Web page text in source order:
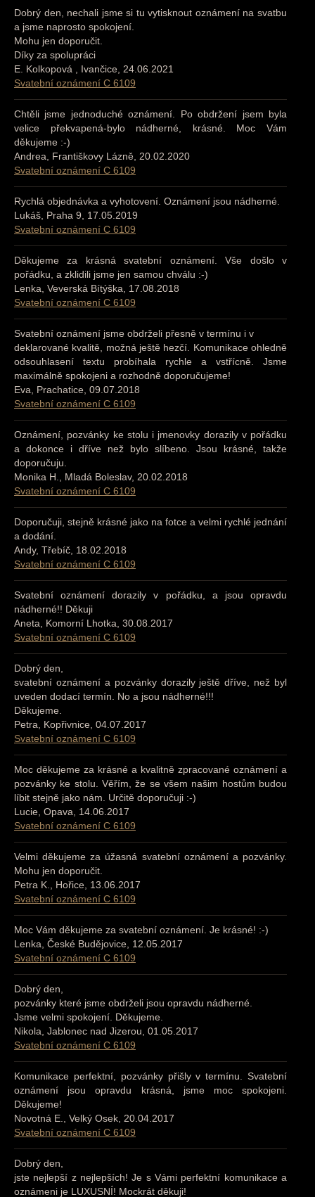
Dobrý den, nechali jsme si tu vytisknout oznámení na svatbu
a jsme naprosto spokojení.
Mohu jen doporučit.
Díky za spolupráci
E. Kolkopová , Ivančice, 24.06.2021
Svatební oznámení C 6109
Chtěli jsme jednoduché oznámení. Po obdržení jsem byla
velice překvapená-bylo nádherné, krásné. Moc Vám
děkujeme :-)
Andrea, Františkovy Lázně, 20.02.2020
Svatební oznámení C 6109
Rychlá objednávka a vyhotovení. Oznámení jsou nádherné.
Lukáš, Praha 9, 17.05.2019
Svatební oznámení C 6109
Děkujeme za krásná svatební oznámení. Vše došlo v
pořádku, a zklidili jsme jen samou chválu :-)
Lenka, Veverská Bítýška, 17.08.2018
Svatební oznámení C 6109
Svatební oznámení jsme obdrželi přesně v termínu i v
deklarované kvalitě, možná ještě hezčí. Komunikace ohledně
odsouhlasení textu probíhala rychle a vstřícně. Jsme
maximálně spokojeni a rozhodně doporučujeme!
Eva, Prachatice, 09.07.2018
Svatební oznámení C 6109
Oznámení, pozvánky ke stolu i jmenovky dorazily v pořádku
a dokonce i dříve než bylo slíbeno. Jsou krásné, takže
doporučuju.
Monika H., Mladá Boleslav, 20.02.2018
Svatební oznámení C 6109
Doporučuji, stejně krásné jako na fotce a velmi rychlé jednání
a dodání.
Andy, Třebíč, 18.02.2018
Svatební oznámení C 6109
Svatební oznámení dorazily v pořádku, a jsou opravdu
nádherné!! Děkuji
Aneta, Komorní Lhotka, 30.08.2017
Svatební oznámení C 6109
Dobrý den,
svatební oznámení a pozvánky dorazily ještě dříve, než byl
uveden dodací termín. No a jsou nádherné!!!
Děkujeme.
Petra, Kopřivnice, 04.07.2017
Svatební oznámení C 6109
Moc děkujeme za krásné a kvalitně zpracované oznámení a
pozvánky ke stolu. Věřím, že se všem našim hostům budou
líbit stejně jako nám. Určitě doporučuji :-)
Lucie, Opava, 14.06.2017
Svatební oznámení C 6109
Velmi děkujeme za úžasná svatební oznámení a pozvánky.
Mohu jen doporučit.
Petra K., Hořice, 13.06.2017
Svatební oznámení C 6109
Moc Vám děkujeme za svatební oznámení. Je krásné! :-)
Lenka, České Budějovice, 12.05.2017
Svatební oznámení C 6109
Dobrý den,
pozvánky které jsme obdrželi jsou opravdu nádherné.
Jsme velmi spokojení. Děkujeme.
Nikola, Jablonec nad Jizerou, 01.05.2017
Svatební oznámení C 6109
Komunikace perfektní, pozvánky přišly v termínu. Svatební
oznámení jsou opravdu krásná, jsme moc spokojeni.
Děkujeme!
Novotná E., Velký Osek, 20.04.2017
Svatební oznámení C 6109
Dobrý den,
jste nejlepší z nejlepších! Je s Vámi perfektní komunikace a
oznámeni je LUXUSNÍ! Mockrát děkuji!